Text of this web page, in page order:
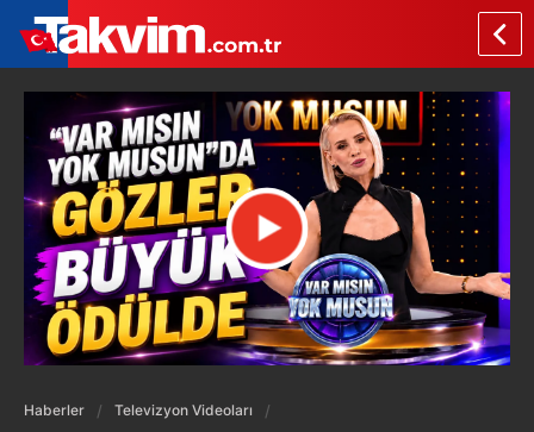
Haberler
Televizyon Videoları